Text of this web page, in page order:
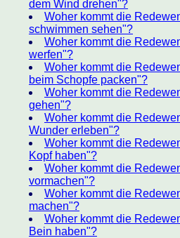
dem Wind drehen"?
Woher kommt die
schwimmen sehen"?
Woher kommt die
werfen"?
Woher kommt die
beim Schopfe packen"?
Woher kommt die
gehen"?
Woher kommt die
Wunder erleben"?
Woher kommt die
Kopf haben"?
Woher kommt die
vormachen"?
Woher kommt die
machen"?
Woher kommt die
Bein haben"?